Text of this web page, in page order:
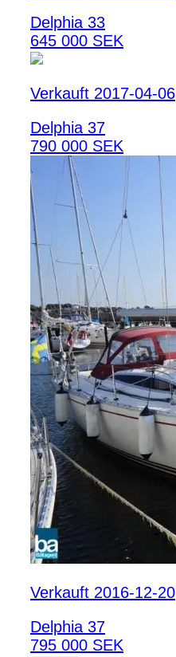
Delphia 33
645 000 SEK
Verkauft 2017-04-06
Delphia 37
790 000 SEK
Verkauft 2016-12-20
Delphia 37
795 000 SEK